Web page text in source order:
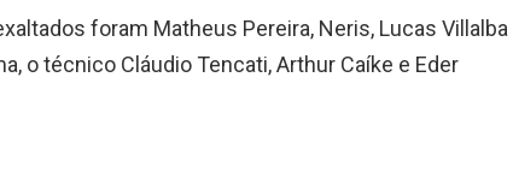
foram Matheus Pereira, Neris, Lucas Villalba
o técnico Cláudio Tencati, Arthur Caíke e Eder